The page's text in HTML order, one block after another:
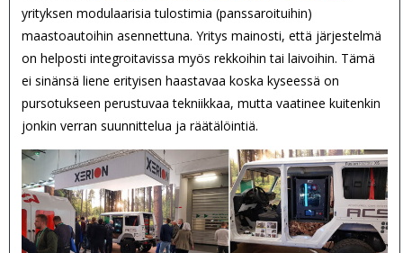
yrityksen modulaarisia tulostimia (panssaroituihin)
maastoautoihin asennettuna. Yritys mainosti, että järjestelmä
on helposti integroitavissa myös rekkoihin tai laivoihin. Tämä
ei sinänsä liene erityisen haastavaa koska kyseessä on
pursotukseen perustuvaa tekniikkaa, mutta vaatinee kuitenkin
jonkin verran suunnittelua ja räätälöintiä.